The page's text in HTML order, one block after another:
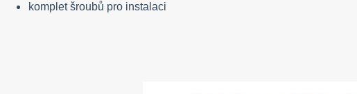
komplet šroubů pro instalaci